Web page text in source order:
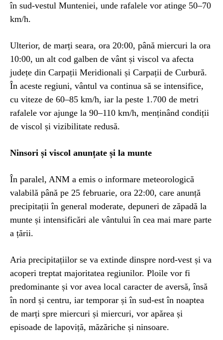
în sud-vestul Munteniei, unde rafalele vor atinge 50–70
km/h.
Ulterior, de marți seara, ora 20:00, până miercuri la ora
10:00, un alt cod galben de vânt și viscol va afecta
județe din Carpații Meridionali și Carpații de Curbură.
În aceste regiuni, vântul va continua să se intensifice,
cu viteze de 60–85 km/h, iar la peste 1.700 de metri
rafalele vor ajunge la 90–110 km/h, menținând condiții
de viscol și vizibilitate redusă.
Ninsori și viscol anunțate și la munte
În paralel, ANM a emis o informare meteorologică
valabilă până pe 25 februarie, ora 22:00, care anunță
precipitații în general moderate, depuneri de zăpadă la
munte și intensificări ale vântului în cea mai mare parte
a țării.
Aria precipitațiilor se va extinde dinspre nord-vest și va
acoperi treptat majoritatea regiunilor. Ploile vor fi
predominante și vor avea local caracter de aversă, însă
în nord și centru, iar temporar și în sud-est în noaptea
de marți spre miercuri și miercuri, vor apărea și
episoade de lapoviță, măzăriche și ninsoare.